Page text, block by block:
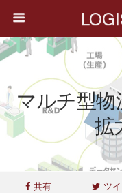
マルチ型
拡
共有 ツ